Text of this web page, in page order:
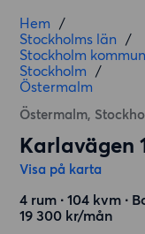
Hem /
Stockholms län /
Stockholm kommun
Stockholm /
Östermalm
Östermalm,
Karlavägen
Visa på karta
4 rum ∙ 104 kvm ∙
19 300 kr/mån